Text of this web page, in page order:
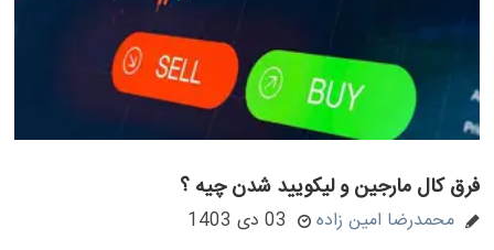
فرق کال مارجین و لیکویید شدن چیه ؟
محمدرضا امین زاده 03 دی 1403